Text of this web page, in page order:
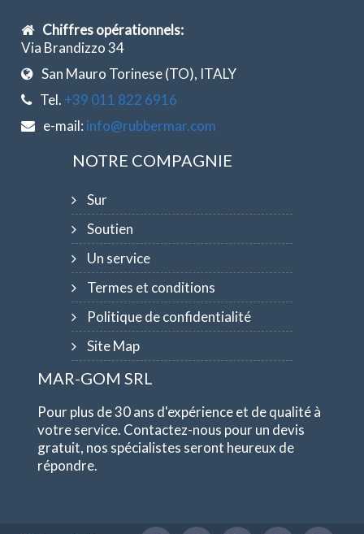
Chiffres opérationnels:
Via Brandizzo 34
San Mauro Torinese (TO), ITALY
Tel. +39 011 822 6916
e-mail: info@rubbermar.com
NOTRE COMPAGNIE
Sur
Soutien
Un service
Termes et conditions
Politique de confidentialité
Site Map
MAR-GOM SRL
Pour plus de 30 ans d'expérience et de qualité à
votre service. Contactez-nous pour un devis
gratuit, nos spécialistes seront heureux de
répondre.